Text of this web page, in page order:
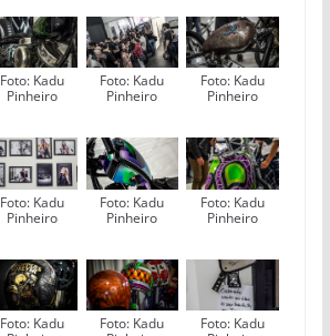
Foto: Kadu
Pinheiro
Foto: Kadu
Pinheiro
Foto: Kadu
Pinheiro
Foto: Kadu
Pinheiro
Foto: Kadu
Pinheiro
Foto: Kadu
Pinheiro
Foto: Kadu
Foto: Kadu
Foto: Kadu